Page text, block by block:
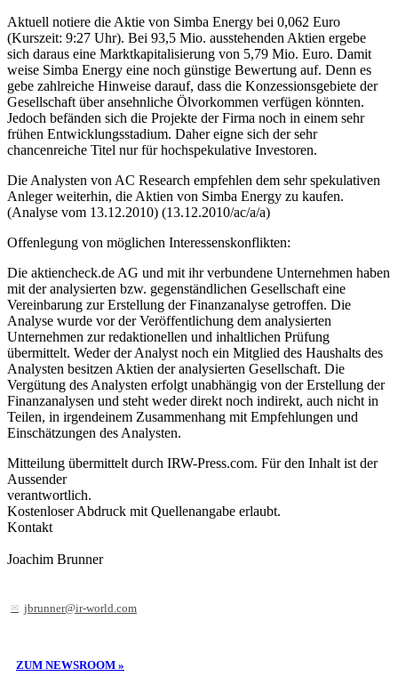
Aktuell notiere die Aktie von Simba Energy bei 0,062 Euro
(Kurszeit: 9:27 Uhr). Bei 93,5 Mio. ausstehenden Aktien ergebe
sich daraus eine Marktkapitalisierung von 5,79 Mio. Euro. Damit
weise Simba Energy eine noch günstige Bewertung auf. Denn es
gebe zahlreiche Hinweise darauf, dass die Konzessionsgebiete der
Gesellschaft über ansehnliche Ölvorkommen verfügen könnten.
Jedoch befänden sich die Projekte der Firma noch in einem sehr
frühen Entwicklungsstadium. Daher eigne sich der sehr
chancenreiche Titel nur für hochspekulative Investoren.
Die Analysten von AC Research empfehlen dem sehr spekulativen
Anleger weiterhin, die Aktien von Simba Energy zu kaufen.
(Analyse vom 13.12.2010) (13.12.2010/ac/a/a)
Offenlegung von möglichen Interessenskonflikten:
Die aktiencheck.de AG und mit ihr verbundene Unternehmen haben
mit der analysierten bzw. gegenständlichen Gesellschaft eine
Vereinbarung zur Erstellung der Finanzanalyse getroffen. Die
Analyse wurde vor der Veröffentlichung dem analysierten
Unternehmen zur redaktionellen und inhaltlichen Prüfung
übermittelt. Weder der Analyst noch ein Mitglied des Haushalts des
Analysten besitzen Aktien der analysierten Gesellschaft. Die
Vergütung des Analysten erfolgt unabhängig von der Erstellung der
Finanzanalysen und steht weder direkt noch indirekt, auch nicht in
Teilen, in irgendeinem Zusammenhang mit Empfehlungen und
Einschätzungen des Analysten.
Mitteilung übermittelt durch IRW-Press.com. Für den Inhalt ist der
Aussender
verantwortlich.
Kostenloser Abdruck mit Quellenangabe erlaubt.
Kontakt
Joachim Brunner
jbrunner@ir-world.com
ZUM NEWSROOM »